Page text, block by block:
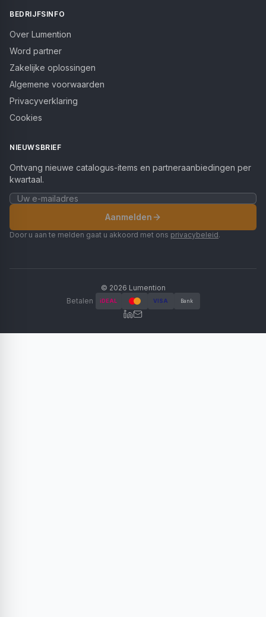
BEDRIJFSINFO
Over Lumention
Word partner
Zakelijke oplossingen
Algemene voorwaarden
Privacyverklaring
Cookies
NIEUWSBRIEF
Ontvang nieuwe catalogus-items en partneraanbiedingen per
kwartaal.
Aanmelden
Door u aan te melden gaat u akkoord met ons privacybeleid.
© 2026 Lumention
Betalen
iDEAL VISA Bank